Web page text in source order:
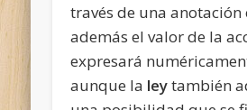
través de una anotación
además el valor de la
expresará
aunque la leytambién